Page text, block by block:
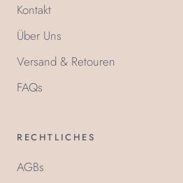
Kontakt
Über Uns
Versand & Retouren
FAQs
RECHTLICHES
AGBs